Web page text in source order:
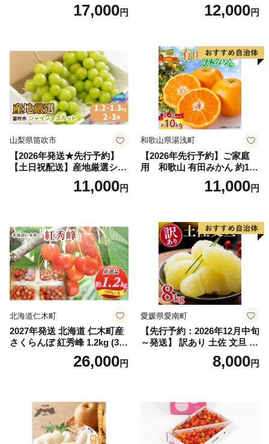
～2.6kg 2玉 セット ファーム
富良野 メロン めろん 果物 く
17,000円
行予約 「浅間水蜜桃プレミ
アム」 もも あかつき 秀品 約
果肉 長野県産 小諸市
12,000円
山梨県笛吹市
【2026年発送★先行予約】
【土日祝配送】産地厳選シャ
インマスカット1.2kg～1.3kg
（2房～3房）※沖縄・離島配
笛吹市 山梨県 フルーツ 果物
ぶどう 葡萄 大粒 シャインマ
スカット おすすめ シャイン
マスカット 贈答 ギフト 産地
笛吹市 シャインマスカット
笛吹 葡萄 国産 ぶどう 人気
国産 1.2kg 先行｜
11,000円
和歌山県湯浅町
【2026年先行予約】ご家庭
用 和歌山 有田みかん 約10k
g (2L、3Lサイズ)【湯浅町】
11,000円
北海道仁木町
2027年発送 北海道 仁木町産
さくらんぼ 紅秀峰 1.2kg (300
g×4パック) Lサイズ以上 旬
桜桃 産地直送 サクランボ チ
26,000円
愛媛県愛南町
【先行予約：2026年12月中旬
～発送】 訳あり 土佐 文旦 8k
g (Mサイズ以上サイズミック
ス) 8000円 わけあり ぶんた
産 農家直送 期間限定 特産品
サイズミックス くらもとフ
ァーム 愛南町 愛媛県
8,000円